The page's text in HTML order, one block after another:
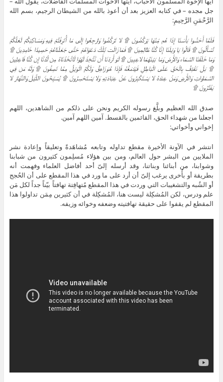
جل مجده – في كتابه العزيز بعد أن أعوذ بالله من الشيطان الرجيم، بسم الله
الرَّحْمَنِ الرَّحِيمِ:
فَلَمَّا أَحَسُّوا بَأْسَنَا إِذَا هُم مِّنْهَا يَرْكُضُونَ ۩ لا تَرْكُضُوا وَارْجِعُوا إِلَى مَا أُتْرِفْتُمْ فِيهِ وَمَسَاكِنِكُمْ لَعَلَّكُمْ
تُسْأَلُونَ ۩ قَالُوا يَا وَيْلَنَا إِنَّا كُنَّا ظَالِمِينَ ۩ فَمَا زَالَت تِّلْكَ دَعْوَاهُمْ حَتَّى جَعَلْنَاهُمْ حَصِيدًا خَامِدِينَ ۩
وَمَا خَلَقْنَا السَّمَاء وَالأَرْضَ وَمَا بَيْنَهُمَا لاعِبِينَ ۩ لَوْ أَرَدْنَا أَن نَّتَّخِذَ لَهْوًا لّاتَّخَذْنَاهُ مِن لَّدُنَّا إِن كُنَّا فَاعِلِينَ
۩ بَلْ نَقْذِفُ بِالْحَقِّ عَلَى الْبَاطِلِ فَيَدْمَغُهُ فَإِذَا هُوَ زَاهِقٌ وَلَكُمُ الْوَيْلُ مِمَّا تَصِفُونَ ۩ وَلَهُ مَن فِي
السَّمَاوَاتِ وَالأَرْضِ وَمَنْ عِندَهُ لا يَسْتَكْبِرُونَ عَنْ عِبَادَتِهِ وَلا يَسْتَحْسِرُونَ ۩ يُسَبِّحُونَ اللَّيْلَ وَالنَّهَارَ لا
يَفْتُرُونَ ۩
صدق الله العظيم وبلَّغ رسوله الكريم ونحن على ذلكم من الشاهدين، اللهم
اجعلنا من شهداء الحق، القائمين بالقسط. آمين اللهم آمين.
إخواني وأخواتي:
انتشر في الآونة الأخيرة مقطع تداوله وتابعه مُشاهَدةً وتعليقاً وإعادة نشر
الملايين من البشر حول العالم، ومن بين هؤلاء مُسلِمون كثيرون من شبابنا
وشوابنا، من أبنائنا وبناتنا، وقد أرسله إلىّ أحد أفاضل العلماء وفهمت أنه
بطريقة أو بأُخرى يرغب إلىّ أن أرد على ما ورد في هذا المقطع على أن الحُجج
أو الشُبه والتشغيبات التي وردت في هذا المقطع مُتهافِتة تهافتاً بيّناً جداً لكل مَن
علم ودرس، لكن المُشكِلة ليست هنا، المُشكِلة في أن كثيرين مِمَن تداولوا هذا
المقطع لم يقفوا على حقيقة تهافتيته وضعفه وخوائه وزيفه.